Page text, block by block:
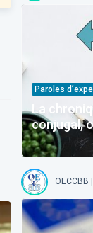
Paroles
La
conjugal,
avant